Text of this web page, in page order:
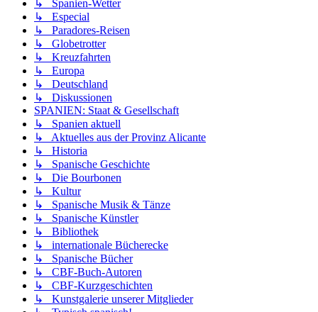
↳ Spanien-Wetter
↳ Especial
↳ Paradores-Reisen
↳ Globetrotter
↳ Kreuzfahrten
↳ Europa
↳ Deutschland
↳ Diskussionen
SPANIEN: Staat & Gesellschaft
↳ Spanien aktuell
↳ Aktuelles aus der Provinz Alicante
↳ Historia
↳ Spanische Geschichte
↳ Die Bourbonen
↳ Kultur
↳ Spanische Musik & Tänze
↳ Spanische Künstler
↳ Bibliothek
↳ internationale Bücherecke
↳ Spanische Bücher
↳ CBF-Buch-Autoren
↳ CBF-Kurzgeschichten
↳ Kunstgalerie unserer Mitglieder